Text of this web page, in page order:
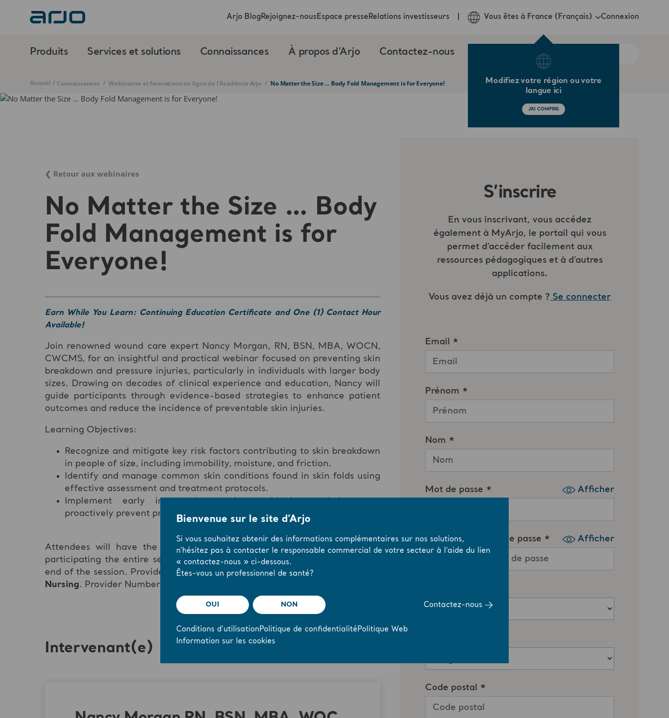
Produits Services et solutions Connaissances À propos d’Arjo Contactez-nous
Arjo BlogRejoignez-nousEspace presseRelations investisseurs Vous êtes à France (Français)
Modifiez votre région ou votre
langue ici
J'AI COMPRIS
Connexion
Accueil / Connaissances / Webinaires et formations en ligne de l’Académie Arjo / No Matter the Size … Body Fold Management is for Everyone!
❮ Retour aux webinaires
No Matter the Size … Body
Fold Management is for
Everyone!
Earn While You Learn: Continuing Education Certificate and One (1) Contact Hour
Available!
Join renowned wound care expert Nancy Morgan, RN, BSN, MBA, WOCN,
CWCMS, for an insightful and practical webinar focused on preventing skin
breakdown and pressure injuries, particularly in individuals with larger body
sizes. Drawing on decades of clinical experience and education, Nancy will
guide participants through evidence-based strategies to enhance patient
outcomes and reduce the incidence of preventable skin injuries.
Learning Objectives:
Recognize and mitigate key risk factors contributing to skin breakdown
in people of size, including immobility, moisture, and friction.
Identify and manage common skin conditions found in skin folds using
effective assessment and treatment protocols.
Implement early intervention and repositioning techniques to
proactively prevent pressure injuries and promote optimal skin health.
Attendees will have the opportunity to earn One (1) Contact Hour by
participating the entire session and submitting the Evaluation Form at the
end of the session. Provider approved by theCalifornia Board of Registered
Nursing. Provider Number
Intervenant(e)
Bienvenue sur le site d’Arjo
Si vous souhaitez obtenir des informations complémentaires sur nos solutions,
n’hésitez pas à contacter le responsable commercial de votre secteur à l’aide du lien
« contactez-nous » ci-dessous.
Êtes-vous un professionnel de santé?
OUI NON Contactez-nous
Conditions d’utilisationPolitique de confidentialitéPolitique Web
Information sur les cookies